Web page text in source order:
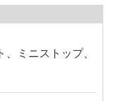
ミニストップ、